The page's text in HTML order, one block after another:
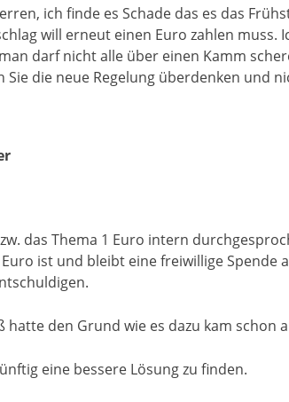
ich finde es Schade das es das
will erneut einen Euro zahlen
darf nicht alle über einen Kamm
die neue Regelung überdenken und
das Thema 1 Euro intern
ist und bleibt eine freiwillige
hatte den Grund wie es dazu kam schon
eine bessere Lösung zu finden.